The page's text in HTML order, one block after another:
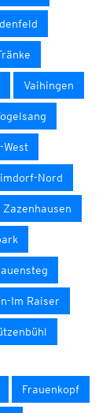
Vaihingen
West
Nord
Zazenhausen
Im Raiser
Frauenkopf